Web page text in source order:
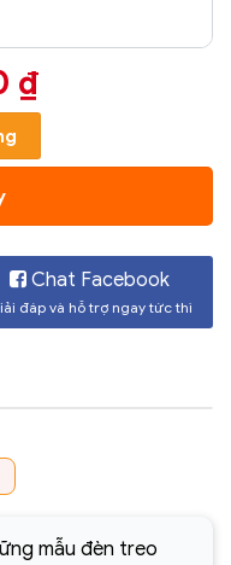
₫Giá
hiện
tại
3.760.000 ₫.
số lượng
Chat Facebook
đáp và hỗ trợ ngay tức thì
mẫu đèn treo